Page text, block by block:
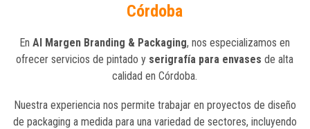
Córdoba
EnAl Margen Branding & Packaging, nos especializamos en
ofrecer servicios de pintado y serigrafía para envases de alta
calidad en Córdoba.
Nuestra experiencia nos permite trabajar en proyectos de diseño
de packaging a medida para una variedad de sectores, incluyendo